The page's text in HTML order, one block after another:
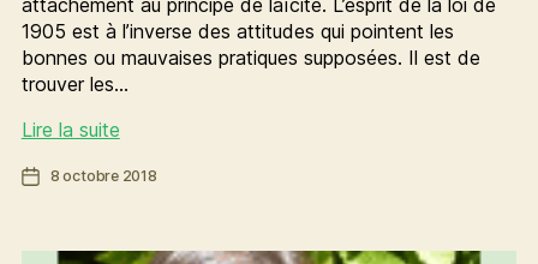
attachement au principe de laïcité. L’esprit de la loi de
1905 est à l’inverse des attitudes qui pointent les
bonnes ou mauvaises pratiques supposées. Il est de
trouver les…
Lire la suiteBurkini
liberté
Date8 octobre 2018